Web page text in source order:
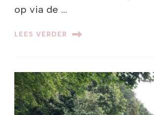
op via de …
LEES VERDER